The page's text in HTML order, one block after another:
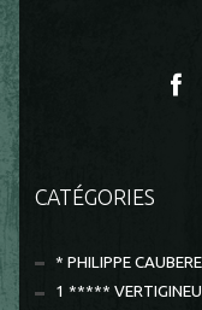
CATÉGORIES
* PHILIPPE CAUBERE
1 *****